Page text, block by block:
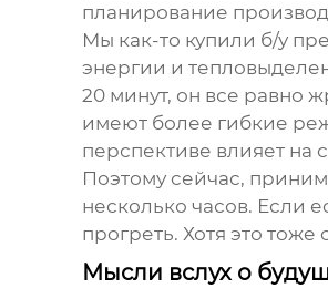
планирование
Мы как-то купили б/у
энергии и
20 минут, он все равно
имеют более гибкие
перспективе влияет на
Поэтому сейчас,
несколько часов. Если
прогреть. Хотя это
Мысли вслух о